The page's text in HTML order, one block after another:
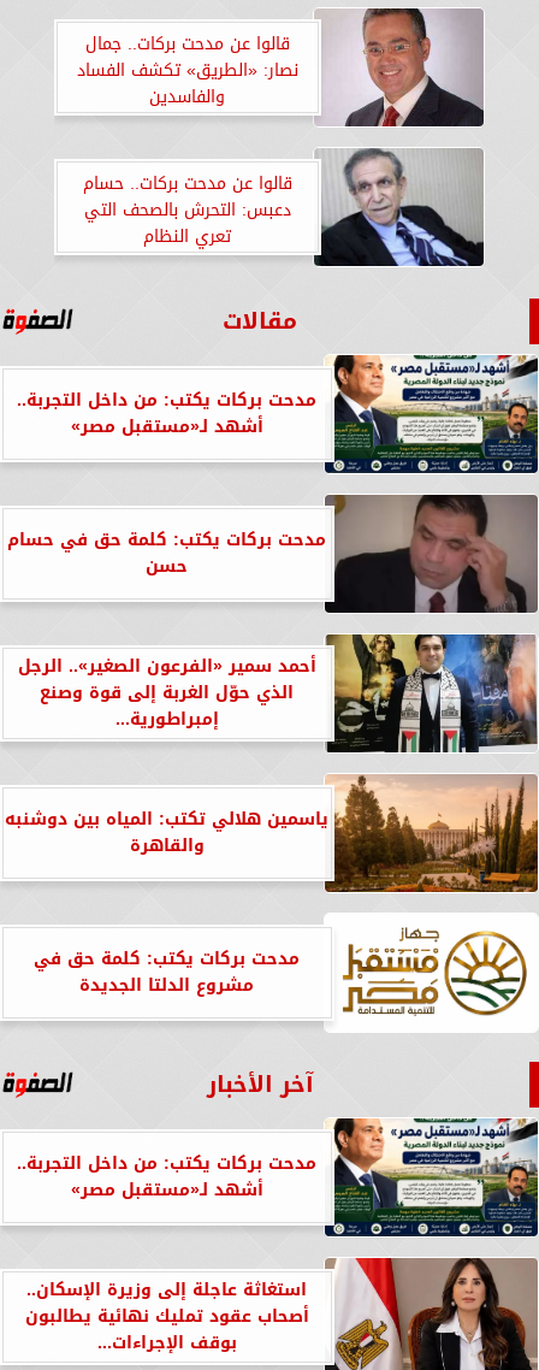
قالوا عن مدحت بركات.. جمال
نصار: «الطريق» تكشف الفساد
والفاسدين
قالوا عن مدحت بركات.. حسام
دعبس: التحرش بالصحف التي
تعري النظام
مقالات
مدحت بركات يكتب: من داخل التجربة..
أشهد لـ«مستقبل مصر»
مدحت بركات يكتب: كلمة حق في حسام
حسن
أحمد سمير «الفرعون الصغير».. الرجل
الذي حوّل الغربة إلى قوة وصنع
إمبراطورية...
ياسمين هلالي تكتب: المياه بين دوشنبه
والقاهرة
مدحت بركات يكتب: كلمة حق في
مشروع الدلتا الجديدة
آخر الأخبار
مدحت بركات يكتب: من داخل التجربة..
أشهد لـ«مستقبل مصر»
استغاثة عاجلة إلى وزيرة الإسكان..
أصحاب عقود تمليك نهائية يطالبون
بوقف الإجراءات...